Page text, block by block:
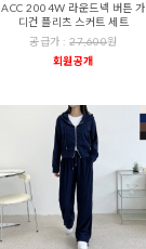
ACC 2004W 라운드넥 버튼 가
디건 플리츠 스커트 세트
공급가 :27,600원
회원공개